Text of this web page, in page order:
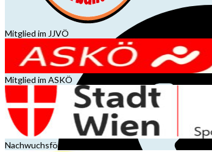
Mitglied im JJVÖ
Mitglied im ASKÖ
Nachwuchsförderung MA51